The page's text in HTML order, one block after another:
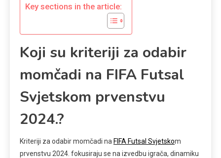
Key sections in the article:
Koji su kriteriji za odabir
momčadi na FIFA Futsal
Svjetskom prvenstvu
2024.?
Kriteriji za odabir momčadi na FIFA Futsal Svjetskom
prvenstvu 2024. fokusiraju se na izvedbu igrača, dinamiku